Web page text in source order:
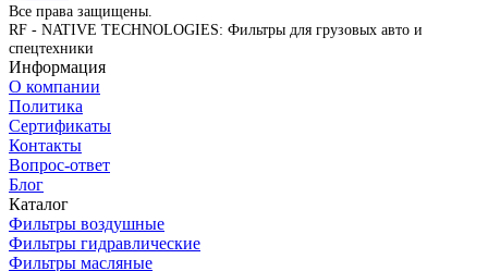
Все права защищены.
RF - NATIVE TECHNOLOGIES: Фильтры для грузовых авто и
спецтехники
Информация
О компании
Политика
Сертификаты
Контакты
Вопрос-ответ
Блог
Каталог
Фильтры воздушные
Фильтры гидравлические
Фильтры масляные